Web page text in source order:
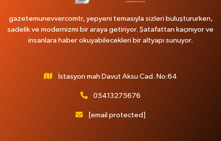
gazetemunevvercomtr, yepyeni temasıyla sizleri buluştururken,
sadelik ve modernizmi bir araya getiriyor. Şatafattan kaçınıyor ve
insanlara haber okuyabilecekleri bir altyapı sunuyor.
İstasyon mah Davut Aksu Cad. No:64
05413275676
[email protected]